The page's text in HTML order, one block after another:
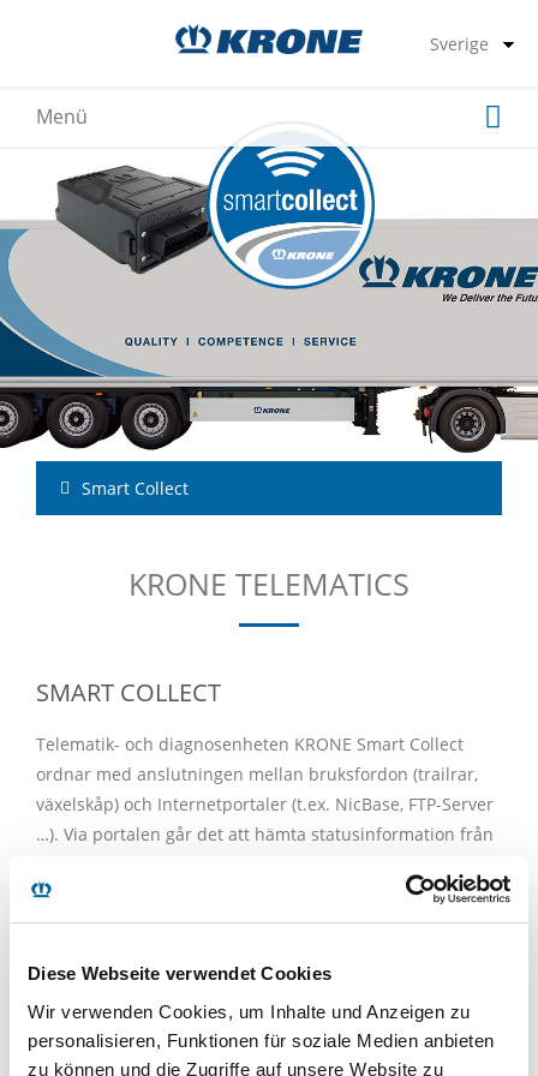
Diese Webseite verwendet Cookies
Wir verwenden Cookies, um Inhalte und Anzeigen zu
personalisieren, Funktionen für soziale Medien anbieten
zu können und die Zugriffe auf unsere Website zu
Smart Collect
KRONE TELEMATICS
SMART COLLECT
Telematik- och diagnosenheten KRONE Smart Collect
ordnar med anslutningen mellan bruksfordon (trailrar,
växelskåp) och Internetportaler (t.ex. NicBase, FTP-Server
…). Via portalen går det att hämta statusinformation från
fjärrstyrt.
WLAN kan även externa antenner användas som
produktvariant. Anslutningen görs då via FAKRA-kontakt.
Ett internt batteri garanterar dessutom driften när
försörjningsspänningen är avstängd under en tid på